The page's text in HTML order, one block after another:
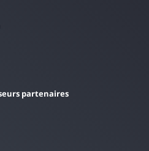
partenaires